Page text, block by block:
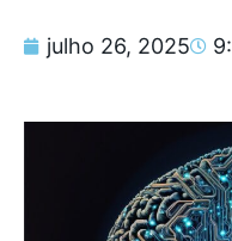
julho 26, 2025